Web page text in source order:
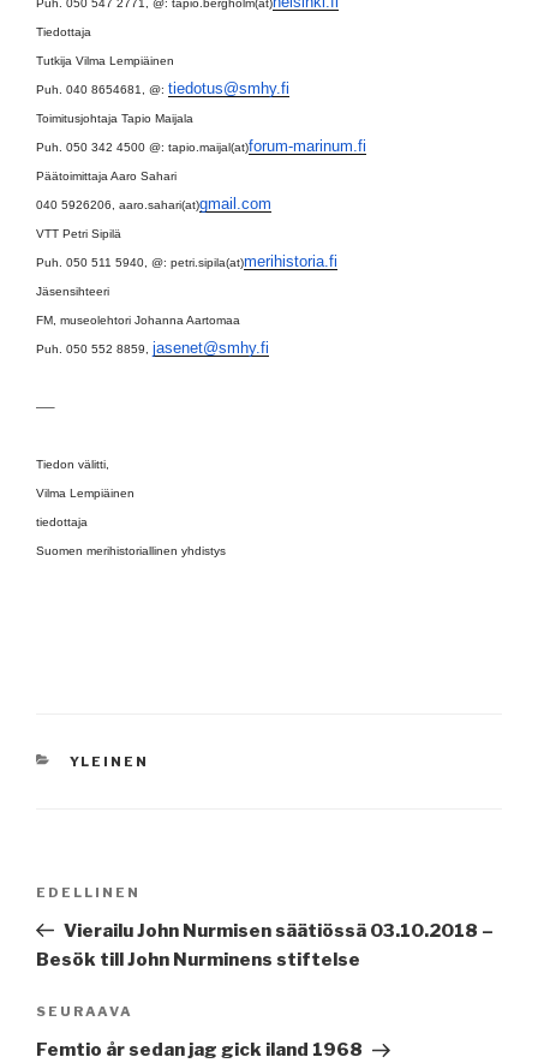
Puh. 050 547 2771, @: tapio.bergholm(at)
Tiedottaja
Tutkija Vilma Lempiäinen
Puh. 040 8654681, @: tiedotus@smhy.fi
Toimitusjohtaja Tapio Maijala
Puh. 050 342 4500 @: tapio.maijal(at)forum-marinum.fi
Päätoimittaja Aaro Sahari
040 5926206, aaro.sahari(at)gmail.com
VTT Petri Sipilä
Puh. 050 511 5940, @: petri.sipila(at)merihistoria.fi
Jäsensihteeri
FM, museolehtori Johanna Aartomaa
Puh. 050 552 8859, jasenet@smhy.fi
—–
Tiedon välitti,
Vilma Lempiäinen
tiedottaja
Suomen merihistoriallinen yhdistys
KATEGORIAT
YLEINEN
Edellinen
artikkeli
EDELLINEN
Vierailu John Nurmisen säätiössä 03.10.2018 –
Besök till John Nurminens stiftelse
Seuraava
artikkeli
SEURAAVA
Femtio år sedan jag gick iland 1968